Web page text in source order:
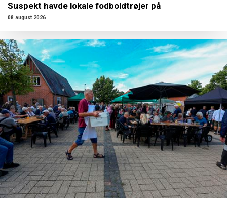
Suspekt havde lokale fodboldtrøjer på
08 august 2026